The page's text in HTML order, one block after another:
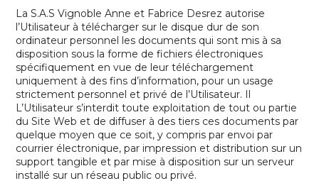
LaS.A.S Vignoble Anne et Fabrice Desrez autorise
l’Utilisateur à télécharger sur le disque dur de son
ordinateur personnel les documents qui sont mis à sa
disposition sous la forme de fichiers électroniques
spécifiquement en vue de leur téléchargement
uniquement à des fins d’information, pour un usage
strictement personnel et privé de l’Utilisateur. Il
L’Utilisateur s’interdit toute exploitation de tout ou partie
du Site Web et de diffuser à des tiers ces documents par
quelque moyen que ce soit, y compris par envoi par
courrier électronique, par impression et distribution sur un
support tangible et par mise à disposition sur un serveur
installé sur un réseau public ou privé.